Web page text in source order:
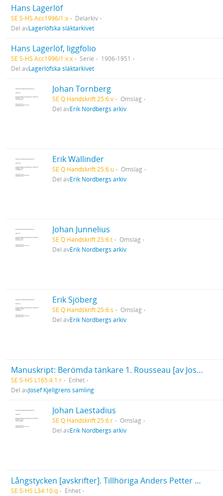
Hans Lagerlöf
SE S-HS Acc1996/1:x
Delarkiv
Del avLagerlöfska släktarkivet
Hans Lagerlöf, liggfolio
SE S-HS Acc1996/1:x:x Serie
1906-1951
Del avLagerlöfska släktarkivet
Johan Tornberg
SE Q Handskrift 25:6:v
Omslag
Del avErik Nordbergs arkiv
Erik Wallinder
SE Q Handskrift 25:6:u
Omslag
Del avErik Nordbergs arkiv
Johan Junnelius
SE Q Handskrift 25:6:t
Omslag
Del avErik Nordbergs arkiv
Erik Sjöberg
SE Q Handskrift 25:6:s
Omslag
Del avErik Nordbergs arkiv
Manuskript: Berömda tänkare 1. Rousseau [av Josef Kjellgren ?]
SE S-HS L165:4:1:r
Enhet
Del avJosef Kjellgrens samling
Johan Laestadius
SE Q Handskrift 25:6:r
Omslag
Del avErik Nordbergs arkiv
Långstycken [avskrifter]. Tillhöriga Anders Petter Pettersson, Malmö 1834 givna till C. O. Jungbeck 1838. - Edmud Jungbeck Malmö 1878
SE S-HS L34:10:q Enhet